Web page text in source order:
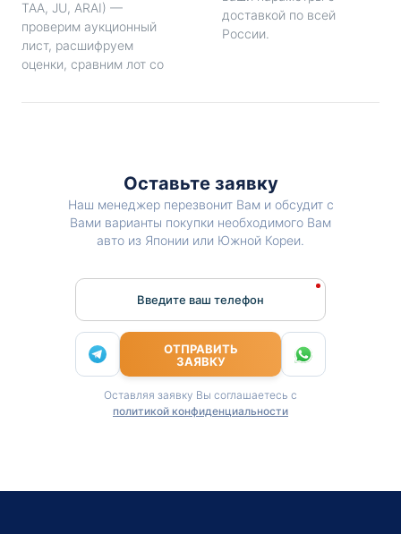
TAA, JU, ARAI) —
проверим аукционный
лист, расшифруем
оценки, сравним лот со
доставкой по всей
России.
Оставьте заявку
Наш менеджер перезвонит Вам и обсудит с
Вами варианты покупки необходимого Вам
авто из Японии или Южной Кореи.
Введите ваш телефон
ОТПРАВИТЬ
ЗАЯВКУ
Оставляя заявку Вы соглашаетесь с
политикой конфиденциальности